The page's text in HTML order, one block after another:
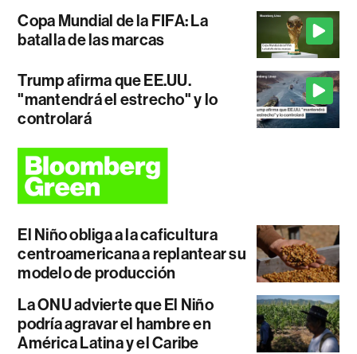
Copa Mundial de la FIFA: La
batalla de las marcas
Trump afirma que EE.UU.
"mantendrá el estrecho" y lo
controlará
El Niño obliga a la caficultura
centroamericana a replantear su
modelo de producción
La ONU advierte que El Niño
podría agravar el hambre en
América Latina y el Caribe